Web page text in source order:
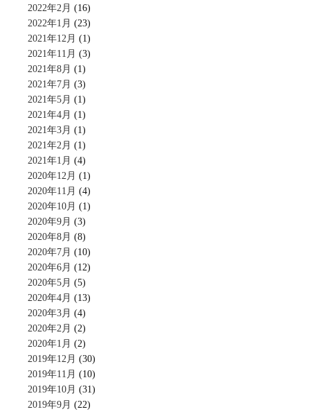
2022年2月 (16)
2022年1月 (23)
2021年12月 (1)
2021年11月 (3)
2021年8月 (1)
2021年7月 (3)
2021年5月 (1)
2021年4月 (1)
2021年3月 (1)
2021年2月 (1)
2021年1月 (4)
2020年12月 (1)
2020年11月 (4)
2020年10月 (1)
2020年9月 (3)
2020年8月 (8)
2020年7月 (10)
2020年6月 (12)
2020年5月 (5)
2020年4月 (13)
2020年3月 (4)
2020年2月 (2)
2020年1月 (2)
2019年12月 (30)
2019年11月 (10)
2019年10月 (31)
2019年9月 (22)